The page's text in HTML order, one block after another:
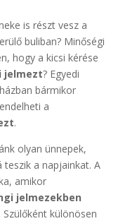
is részt vesz a
buliban? Minőségi
hogy a kicsi kérése
jelmezt? Egyedi
bármikor
a
.
olyan ünnepek,
teszik a napjainkat. A
amikor
jelmezekben
különösen